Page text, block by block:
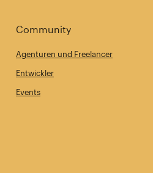
Community
Agenturen und Freelancer
Entwickler
Events